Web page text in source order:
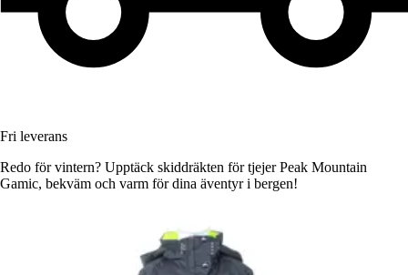
Fri leverans
Redo för vintern? Upptäck skiddräkten för tjejer Peak Mountain
Gamic, bekväm och varm för dina äventyr i bergen!